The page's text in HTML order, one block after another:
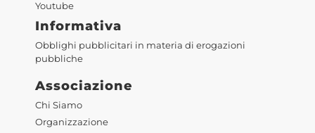
Youtube
Informativa
Obblighi pubblicitari in materia di erogazioni
pubbliche
Associazione
Chi Siamo
Organizzazione